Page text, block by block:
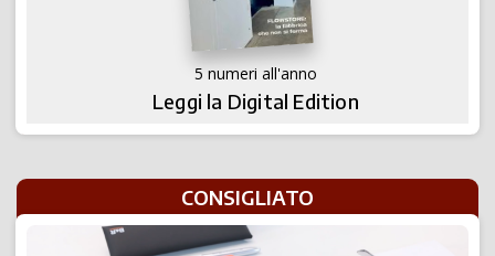
5 numeri all'anno
Leggi la Digital Edition
CONSIGLIATO